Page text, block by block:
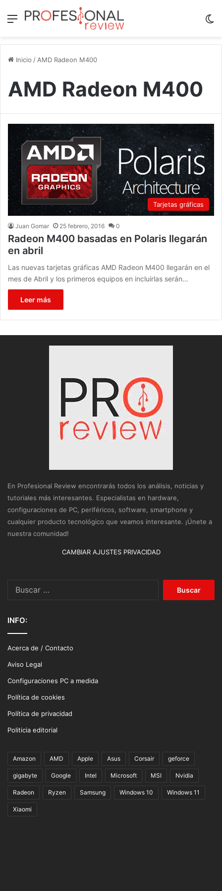
Menú
Inicio /AMD Radeon M400
AMD Radeon M400
Tarjetas gráficas
Juan Gomar 25 febrero, 2016 0
Radeon M400 basadas en Polaris llegarán
en abril
Las nuevas tarjetas gráficas AMD Radeon M400 llegarán en el
mes de Abril y los primeros equipos en incluirlas serán…
Leer más
En Profesional Review encontrarás todos los análisis, noticias y
tutoriales más interesantes. Especialistas en hardware,
configuraciones de PC, periféricos, software, smartphone y
cualquier producto tecnológico que veamos interesante. ¡Únete a
nuestra comunidad!
CAMBIAR AJUSTES PRIVACIDAD
INFO:
Acerca de / Contacto
Aviso Legal
Configuraciones PC a medida
Política de cookies
Política de privacidad
Politicia editorial
Amazon AMD Apple Asus Corsair geforce
gigabyte Google Intel Microsoft MSI Nvidia
Radeon Ryzen Samsung Windows 10 Windows 11
Xiaomi